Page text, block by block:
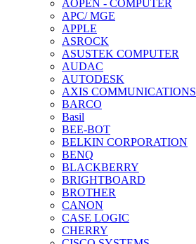
AOPEN - COMPUTER
APC/ MGE
APPLE
ASROCK
ASUSTEK COMPUTER
AUDAC
AUTODESK
AXIS COMMUNICATIONS
BARCO
Basil
BEE-BOT
BELKIN CORPORATION
BENQ
BLACKBERRY
BRIGHTBOARD
BROTHER
CANON
CASE LOGIC
CHERRY